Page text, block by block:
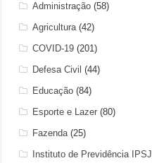
Administração (58)
Agricultura(42)
COVID-19 (201)
Defesa Civil (44)
Educação (84)
Esporte e Lazer (80)
Fazenda(25)
Instituto de Previdência IPSJ